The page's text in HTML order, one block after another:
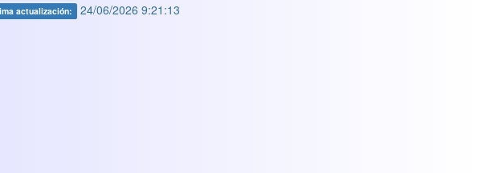
actualización: 24/06/2026 9:21:13